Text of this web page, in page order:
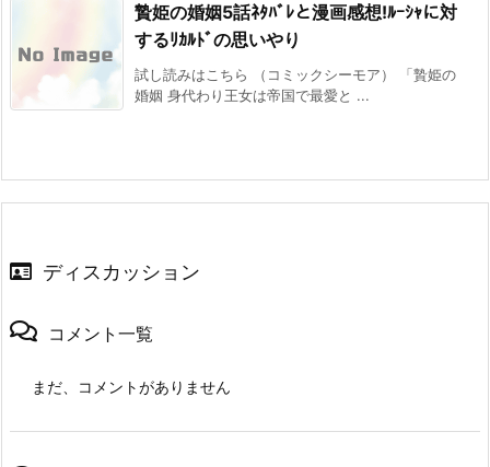
贄姫の婚姻5話ﾈﾀﾊﾞﾚと漫画感想!ﾙｰｼｬに対
するﾘｶﾙﾄﾞの思いやり
試し読みはこちら （コミックシーモア） 「贄姫の
婚姻 身代わり王女は帝国で最愛と ...
ディスカッション
コメント一覧
まだ、コメントがありません